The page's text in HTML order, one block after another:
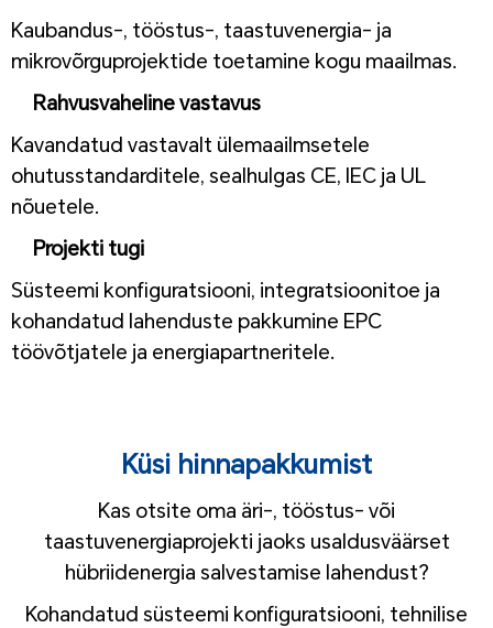
Kaubandus-, tööstus-, taastuvenergia- ja
mikrovõrguprojektide toetamine kogu maailmas.
Rahvusvaheline vastavus
Kavandatud vastavalt ülemaailmsetele
ohutusstandarditele, sealhulgas CE, IEC ja UL
nõuetele.
Projekti tugi
Süsteemi konfiguratsiooni, integratsioonitoe ja
kohandatud lahenduste pakkumine EPC
töövõtjatele ja energiapartneritele.
Küsi hinnapakkumist
Kas otsite oma äri-, tööstus- või
taastuvenergiaprojekti jaoks usaldusväärset
hübriidenergia salvestamise lahendust?
Kohandatud süsteemi konfiguratsiooni, tehnilise